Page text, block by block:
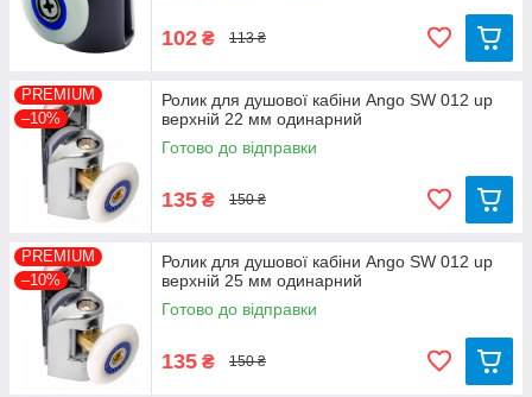
102 ₴ 113 ₴
PREMIUM
–10%
Ролик для душової кабіни Ango SW 012 up
верхній 22 мм одинарний
Готово до відправки
135 ₴ 150 ₴
PREMIUM
–10%
Ролик для душової кабіни Ango SW 012 up
верхній 25 мм одинарний
Готово до відправки
135 ₴ 150 ₴